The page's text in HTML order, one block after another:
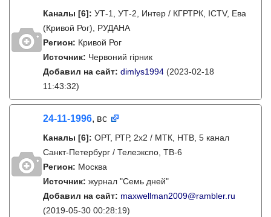
Каналы [6]: УТ-1, УТ-2, Интер / КГРТРК, ICTV, Ева
(Кривой Рог), РУДАНА
Регион: Кривой Рог
Источник: Червоний гірник
Добавил на сайт: dimlys1994 (2023-02-18
11:43:32)
24-11-1996, вс
Каналы [6]: ОРТ, РТР, 2х2 / МТК, НТВ, 5 канал
Санкт-Петербург / Телеэкспо, ТВ-6
Регион: Москва
Источник: журнал "Семь дней"
Добавил на сайт: maxwellman2009@rambler.ru
(2019-05-30 00:28:19)